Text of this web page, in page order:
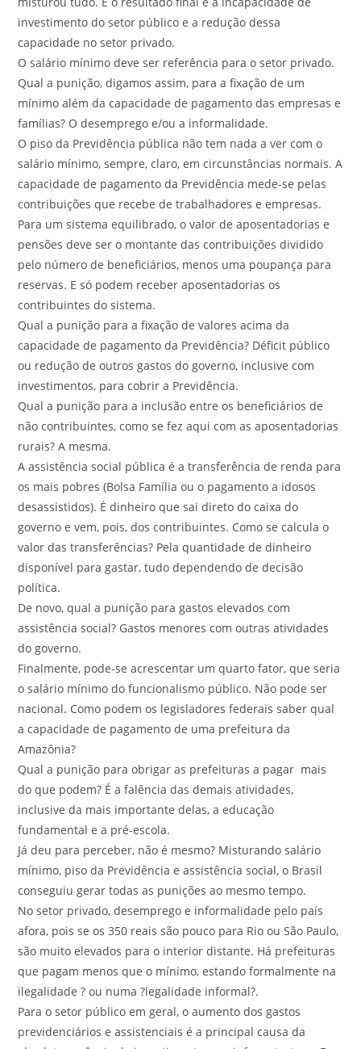
investimento do setor público e a redução dessa
capacidade no setor privado.
O salário mínimo deve ser referência para o setor privado.
Qual a punição, digamos assim, para a fixação de um
mínimo além da capacidade de pagamento das empresas e
famílias? O desemprego e/ou a informalidade.
O piso da Previdência pública não tem nada a ver com o
salário mínimo, sempre, claro, em circunstâncias normais. A
capacidade de pagamento da Previdência mede-se pelas
contribuições que recebe de trabalhadores e empresas.
Para um sistema equilibrado, o valor de aposentadorias e
pensões deve ser o montante das contribuições dividido
pelo número de beneficiários, menos uma poupança para
reservas. E só podem receber aposentadorias os
contribuintes do sistema.
Qual a punição para a fixação de valores acima da
capacidade de pagamento da Previdência? Déficit público
ou redução de outros gastos do governo, inclusive com
investimentos, para cobrir a Previdência.
Qual a punição para a inclusão entre os beneficiários de
não contribuintes, como se fez aqui com as aposentadorias
rurais? A mesma.
A assistência social pública é a transferência de renda para
os mais pobres (Bolsa Família ou o pagamento a idosos
desassistidos). É dinheiro que sai direto do caixa do
governo e vem, pois, dos contribuintes. Como se calcula o
valor das transferências? Pela quantidade de dinheiro
disponível para gastar, tudo dependendo de decisão
política.
De novo, qual a punição para gastos elevados com
assistência social? Gastos menores com outras atividades
do governo.
Finalmente, pode-se acrescentar um quarto fator, que seria
o salário mínimo do funcionalismo público. Não pode ser
nacional. Como podem os legisladores federais saber qual
a capacidade de pagamento de uma prefeitura da
Amazônia?
Qual a punição para obrigar as prefeituras a pagar mais
do que podem? É a falência das demais atividades,
inclusive da mais importante delas, a educação
fundamental e a pré-escola.
Já deu para perceber, não é mesmo? Misturando salário
mínimo, piso da Previdência e assistência social, o Brasil
conseguiu gerar todas as punições ao mesmo tempo.
No setor privado, desemprego e informalidade pelo país
afora, pois se os 350 reais são pouco para Rio ou São Paulo,
são muito elevados para o interior distante. Há prefeituras
que pagam menos que o mínimo, estando formalmente na
ilegalidade ? ou numa ?legalidade informal?.
Para o setor público em geral, o aumento dos gastos
previdenciários e assistenciais é a principal causa da